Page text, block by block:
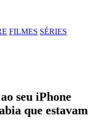
FILMES SÉRIES
seu iPhone
que estavam